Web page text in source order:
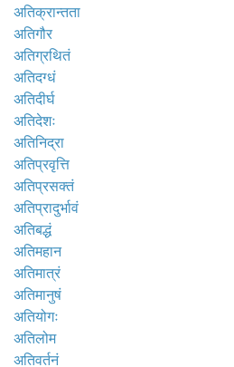
अतिक्रान्तता
अतिगौर
अतिग्रथितं
अतिदग्धं
अतिदीर्घ
अतिदेशः
अतिनिद्रा
अतिप्रवृत्ति
अतिप्रसक्तं
अतिप्रादुर्भावं
अतिबद्धं
अतिमहान
अतिमात्रं
अतिमानुषं
अतियोगः
अतिलोम
अतिवर्तनं